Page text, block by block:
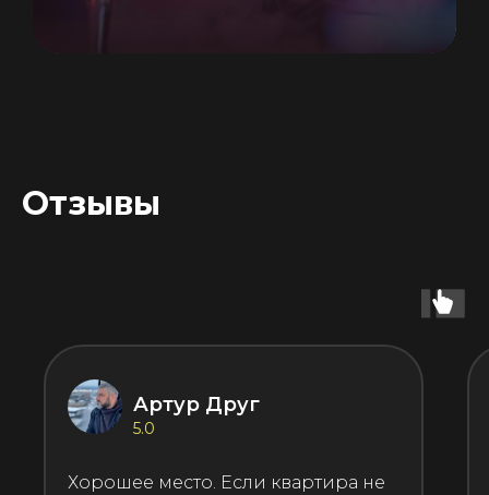
Отзывы
Артур Друг
5.0
Хорошее место. Если квартира не